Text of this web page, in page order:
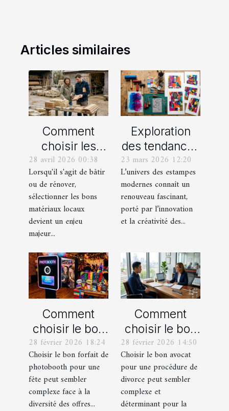
Articles similaires
Comment
choisir les
meilleurs
matériaux
locaux pour
votre maison ?
28 avril 2026 00:38
Lorsqu'il s'agit de bâtir
ou de rénover,
sélectionner les bons
matériaux locaux
devient un enjeu
majeur...
Exploration
des tendances
actuelles en
estampes
modernes
23 mars 2026 12:20
L’univers des estampes
modernes connaît un
renouveau fascinant,
porté par l’innovation
et la créativité des...
Comment
choisir le bon
forfait de
photobooth
pour votre fête
28 février 2026 18:24
Choisir le bon forfait de
photobooth pour une
fête peut sembler
complexe face à la
diversité des offres...
Comment
choisir le bon
avocat pour
votre
procédure de
divorce ?
28 février 2026 14:50
Choisir le bon avocat
pour une procédure de
divorce peut sembler
complexe et
déterminant pour la